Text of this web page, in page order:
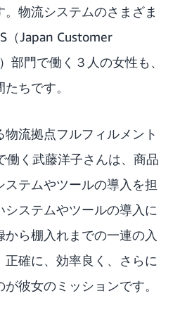
物流システムのさまざま
（Japan Customer
門で働く３人の女性も、
ちです。
流拠点フルフィルメント
働く武藤洋子さんは、商品
テムやツールの導入を担
ステムやツールの導入に
ら棚入れまでの一連の入
確に、効率良く、さらに
彼女のミッションです。